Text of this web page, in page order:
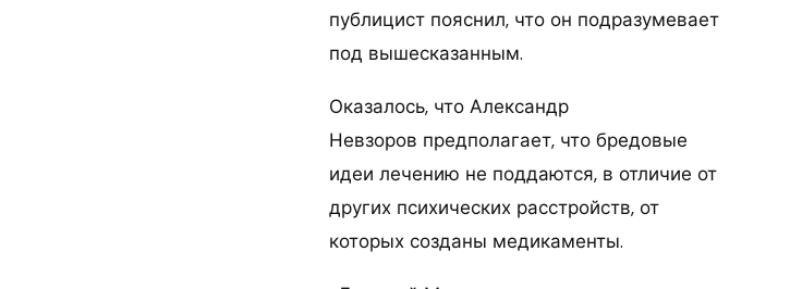
публицист пояснил, что он подразумевает
под вышесказанным.
Оказалось, что Александр
Невзоров предполагает, что бредовые
идеи лечению не поддаются, в отличие от
других психических расстройств, от
которых созданы медикаменты.